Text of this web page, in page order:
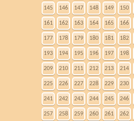
145 146 147 148 149 150
161 162 163 164 165 166
177 178 179 180 181 182
193 194 195 196 197 198
209 210 211 212 213 214
225 226 227 228 229 230
241 242 243 244 245 246
257 258 259 260 261 262